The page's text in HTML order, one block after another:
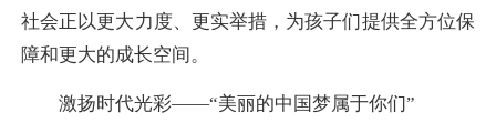
社会正以更大力度、更实举措，为孩子们提供全方位保
障和更大的成长空间。
激扬时代光彩——“美丽的中国梦属于你们”